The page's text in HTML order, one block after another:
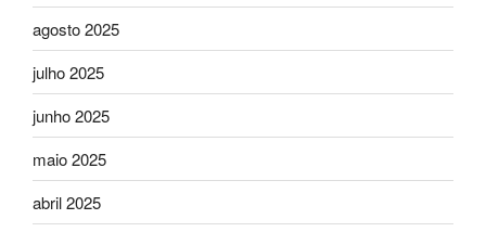
agosto 2025
julho 2025
junho 2025
maio 2025
abril 2025